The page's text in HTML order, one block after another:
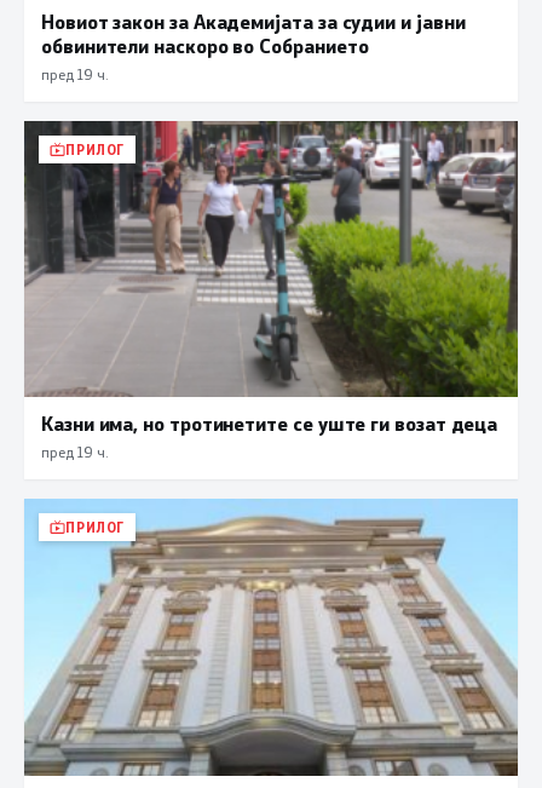
Новиот закон за Академијата за судии и јавни
обвинители наскоро во Собранието
пред 19 ч.
ПРИЛОГ
Казни има, но тротинетите се уште ги возат деца
пред 19 ч.
ПРИЛОГ